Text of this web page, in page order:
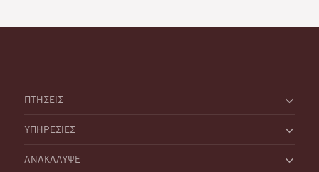
ΠΤΗΣΕΙΣ
ΥΠΗΡΕΣΙΕΣ
ΑΝΑΚΑΛΥΨΕ